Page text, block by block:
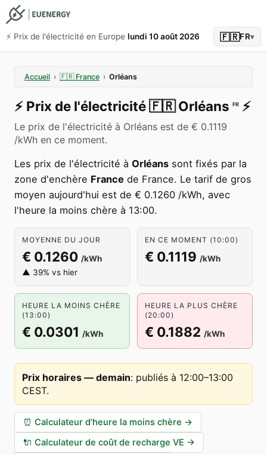
⚡️ Prix de l'électricité en Europe lundi 10 août 2026 🇫🇷FR▾
Accueil › 🇫🇷 France › Orléans
⚡️ Prix de l'électricité🇫🇷 Orléans FR ⚡️
Le prix de l'électricité à Orléans est de € 0.1119
/kWh en ce moment.
Les prix de l'électricité à Orléans sont fixés par la
zone d'enchère France de France. Le tarif de gros
moyen aujourd'hui est de € 0.1260 /kWh, avec
l'heure la moins chère à 13:00.
MOYENNE DU JOUR
€ 0.1260 /kWh
▲ 39% vs hier
EN CE MOMENT (10:00)
€ 0.1119 /kWh
HEURE LA MOINS CHÈRE
(13:00)
€ 0.0301 /kWh
HEURE LA PLUS CHÈRE
(20:00)
€ 0.1882 /kWh
Prix horaires — demain: publiés à 12:00–13:00
CEST.
⏰ Calculateur d'heure la moins chère →
🔌 Calculateur de coût de recharge VE →